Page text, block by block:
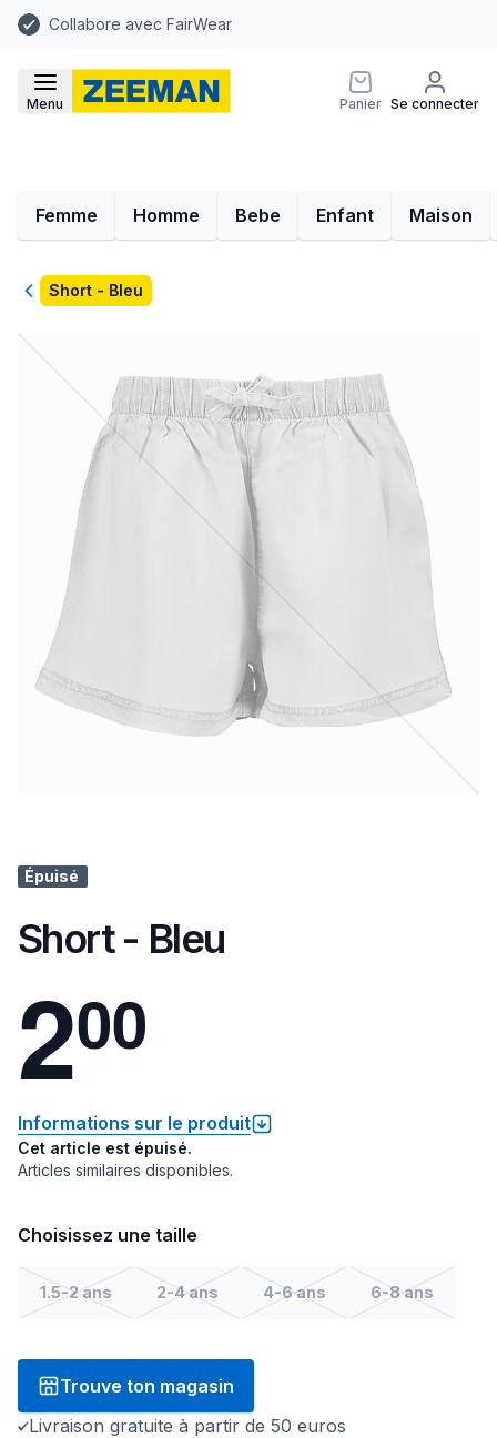
Collabore avec FairWear
Menu Panier Se connecter
Femme Homme Bebe Enfant Maison
RetourShort - Bleu
Épuisé
Short - Bleu
200
Informations sur le produit
Cet article est épuisé.
Articles similaires disponibles.
Choisissez une taille
1.5-2 ans 2-4 ans 4-6 ans 6-8 ans
Trouve ton magasin
Livraison gratuite à partir de 50 euros